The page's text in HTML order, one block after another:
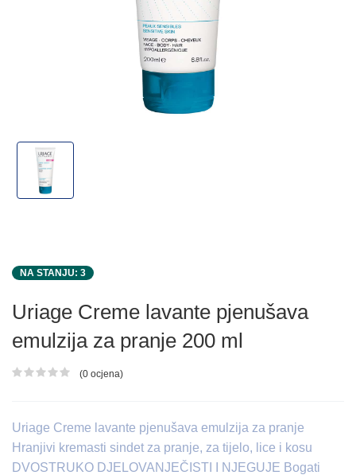
NA STANJU: 3
Uriage Creme lavante pjenušava
emulzija za pranje 200 ml
Ocjena proizvoda
(0 ocjena)
Uriage Creme lavante pjenušava emulzija za pranje
Hranjivi kremasti sindet za pranje, za tijelo, lice i kosu
DVOSTRUKO DJELOVANJEČISTI I NJEGUJE Bogati